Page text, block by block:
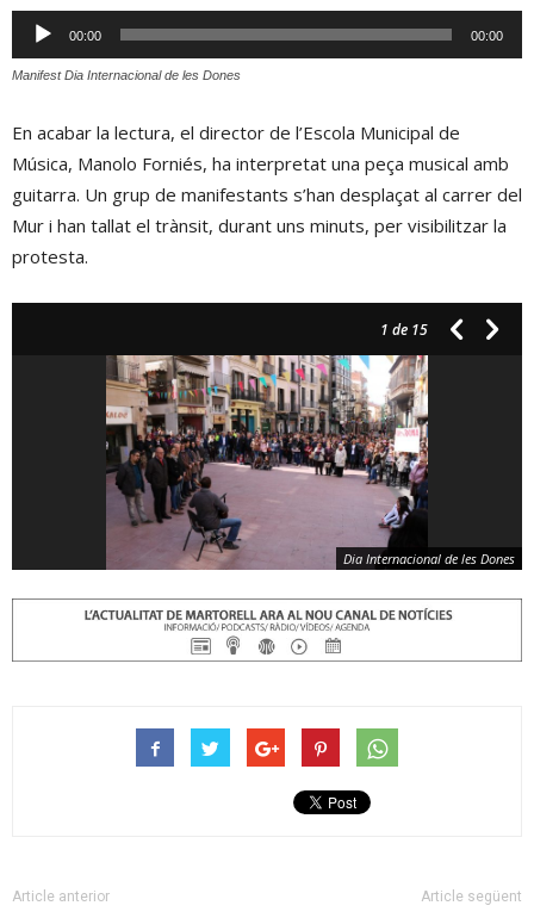
Reproductor
d'àudio
00:00 00:00
Manifest Dia Internacional de les Dones
En acabar la lectura, el director de l’Escola Municipal de
Música, Manolo Forniés, ha interpretat una peça musical amb
guitarra. Un grup de manifestants s’han desplaçat al carrer del
Mur i han tallat el trànsit, durant uns minuts, per visibilitzar la
protesta.
1 de 15
Dia Internacional de les Dones
Article anterior Article següent